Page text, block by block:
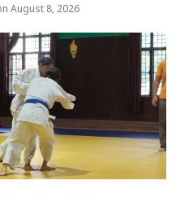
August 8, 2026